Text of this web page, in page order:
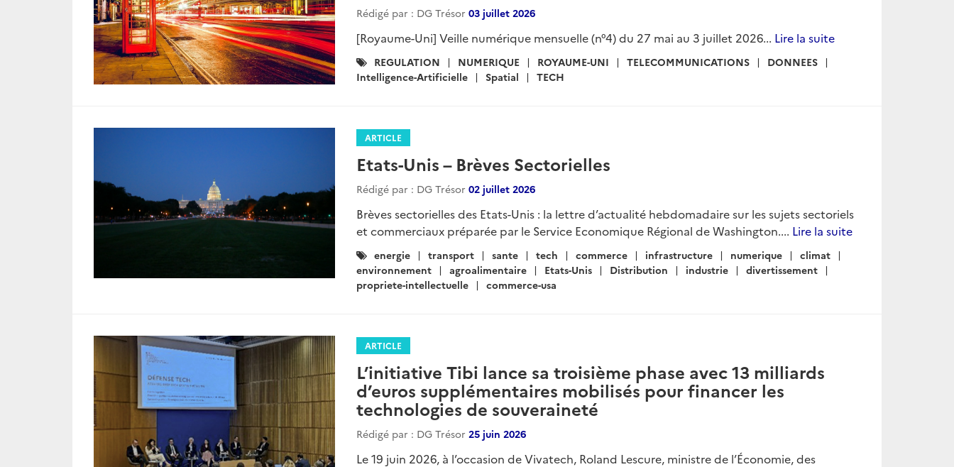
Rédigé par : DG Trésor 03 juillet 2026
[Royaume-Uni] Veille numérique mensuelle (n°4) du 27 mai au 3 juillet 2026... Lire la suite
Catégories
:
REGULATION NUMERIQUE ROYAUME-UNI TELECOMMUNICATIONS
DONNEES
Intelligence-Artificielle
Spatial TECH
ARTICLE
Etats-Unis – Brèves Sectorielles
Rédigé par : DG Trésor 02 juillet 2026
Brèves sectorielles des Etats-Unis : la lettre d’actualité hebdomadaire sur les sujets sectoriels
et commerciaux préparée par le Service Economique Régional de Washington.... Lire la suite
Catégories
:
energie transport sante tech commerce infrastructure numerique
climat
environnement
agroalimentaire Etats-Unis Distribution industrie
divertissement
propriete-intellectuelle
commerce-usa
ARTICLE
L’initiative Tibi lance sa troisième phase avec 13 milliards
d’euros supplémentaires mobilisés pour financer les
technologies de souveraineté
Rédigé par : DG Trésor 25 juin 2026
Le 19 juin 2026, à l’occasion de Vivatech, Roland Lescure, ministre de l’Économie, des